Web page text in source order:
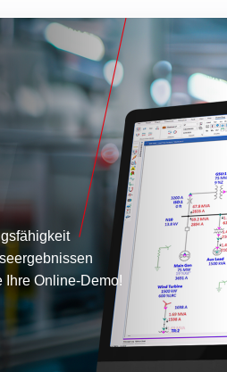
Ihre Online-Demo!